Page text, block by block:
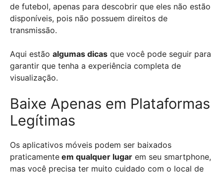
de futebol, apenas para descobrir que eles não estão
disponíveis, pois não possuem direitos de
transmissão.
Aqui estão algumas dicas que você pode seguir para
garantir que tenha a experiência completa de
visualização.
Baixe Apenas em Plataformas
Legítimas
Os aplicativos móveis podem ser baixados
praticamente em qualquer lugar em seu smartphone,
mas você precisa ter muito cuidado com o local de